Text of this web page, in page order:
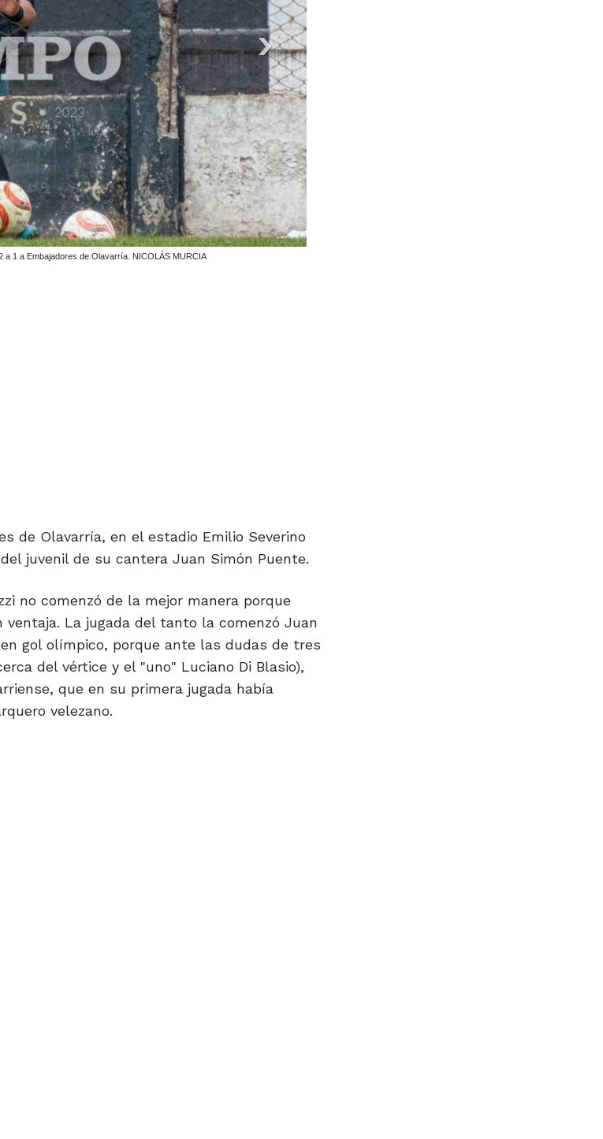
de Olavarría, en el estadio Emilio Severino
juvenil de su cantera Juan Simón Puente.
no comenzó de la mejor manera porque
La jugada del tanto la comenzó Juan
gol olímpico, porque ante las dudas de tres
del vértice y el "uno" Luciano Di Blasio),
que en su primera jugada había
velezano.